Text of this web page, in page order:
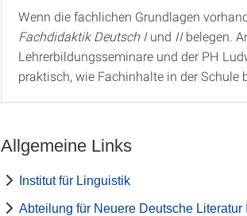
Wenn die fachlichen Grundlagen
Fachdidaktik Deutsch Iund IIbelegen
Lehrerbildungsseminare und der PH
praktisch, wie Fachinhalte in der Schule
Allgemeine Links
Institut für Linguistik
Abteilung für Neuere Deutsche Literatur I